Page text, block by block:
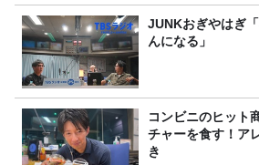
JUNKおぎやはぎ
んになる」
コンビニのヒット
チャーを食す！ア
き